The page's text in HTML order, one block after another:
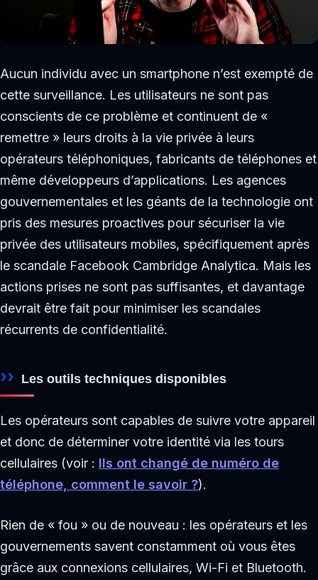
Aucun individu avec un smartphone n’est exempté de
cette surveillance. Les utilisateurs ne sont pas
conscients de ce problème et continuent de «
remettre » leurs droits à la vie privée à leurs
opérateurs téléphoniques, fabricants de téléphones et
même développeurs d’applications. Les agences
gouvernementales et les géants de la technologie ont
pris des mesures proactives pour sécuriser la vie
privée des utilisateurs mobiles, spécifiquement après
le scandale Facebook Cambridge Analytica. Mais les
actions prises ne sont pas suffisantes, et davantage
devrait être fait pour minimiser les scandales
récurrents de confidentialité.
Les outils techniques disponibles
Les opérateurs sont capables de suivre votre appareil
et donc de déterminer votre identité via les tours
cellulaires (voir : Ils ont changé de numéro de
téléphone, comment le savoir ?).
Rien de « fou » ou de nouveau : les opérateurs et les
gouvernements savent constamment où vous êtes
grâce aux connexions cellulaires, Wi-Fi et Bluetooth.